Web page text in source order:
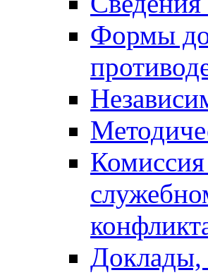
Формы
Доклады,